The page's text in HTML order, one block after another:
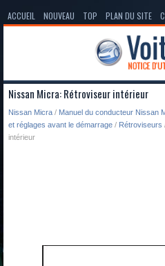
ACCUEIL NOUVEAU TOP PLAN DU SITE
Nissan Micra: Rétroviseur intérieur
Nissan Micra / Manuel du conducteur Nissan
et réglages avant le démarrage / Rétroviseurs
intérieur